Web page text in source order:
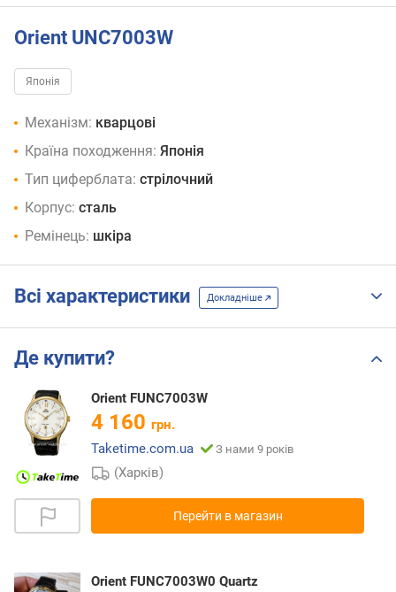
Orient UNC7003W
Японія
Механізм: кварцові
Країна походження: Японія
Тип циферблата: стрілочний
Корпус: сталь
Ремінець: шкіра
Всі характеристики Докладніше
Де купити?
Orient FUNC7003W
4 160 грн.
Taketime.com.ua
З нами 9 років
(Харків)
Перейти в магазин
Orient FUNC7003W0 Quartz